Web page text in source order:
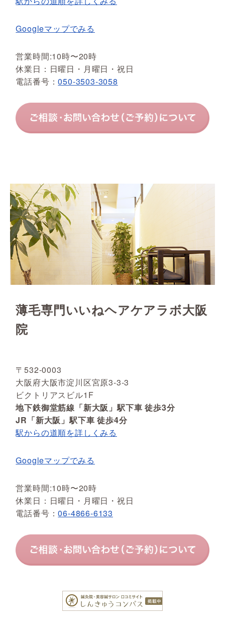
Googleマップでみる
営業時間:10時〜20時
休業日：日曜日・月曜日・祝日
電話番号：050-3503-3058
薄毛専門いいねヘアケアラボ大阪
院
〒532-0003
大阪府大阪市淀川区宮原3-3-3
ビクトリアスビル1F
地下鉄御堂筋線「新大阪」駅下車 徒歩3分
JR「新大阪」駅下車 徒歩4分
駅からの道順を詳しくみる
Googleマップでみる
営業時間:10時〜20時
休業日：日曜日・月曜日・祝日
電話番号：06-4866-6133